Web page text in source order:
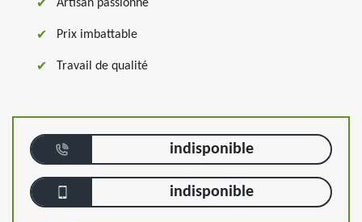
Artisan passionné
Prix imbattable
Travail de qualité
indisponible
indisponible